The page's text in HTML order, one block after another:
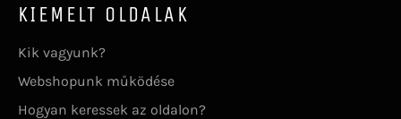
KIEMELT OLDALAK
Kik vagyunk?
Webshopunk működése
Hogyan keressek az oldalon?